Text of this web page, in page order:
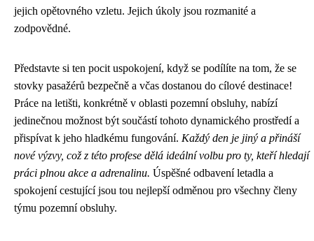
jejich opětovného vzletu. Jejich úkoly jsou rozmanité a
zodpovědné.
Představte si ten pocit uspokojení, když se podílíte na tom, že se
stovky pasažérů bezpečně a včas dostanou do cílové destinace!
Práce na letišti, konkrétně v oblasti pozemní obsluhy, nabízí
jedinečnou možnost být součástí tohoto dynamického prostředí a
přispívat k jeho hladkému fungování. Každý den je jiný a přináší
nové výzvy, což z této profese dělá ideální volbu pro ty, kteří hledají
práci plnou akce a adrenalinu. Úspěšné odbavení letadla a
spokojení cestující jsou tou nejlepší odměnou pro všechny členy
týmu pozemní obsluhy.